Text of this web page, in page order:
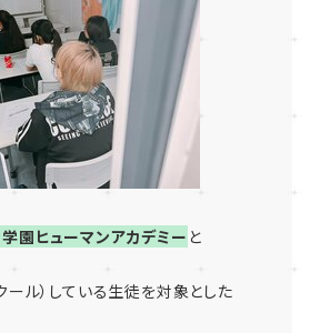
園 ヒューマンアカデミー と
ール）している生徒を対象とした